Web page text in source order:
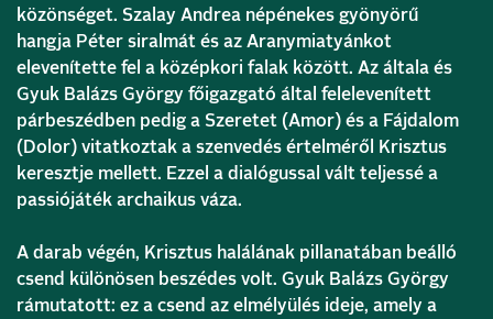
közönséget. Szalay Andrea népénekes gyönyörű
hangja Péter siralmát és az Aranymiatyánkot
elevenítette fel a középkori falak között. Az általa és
Gyuk Balázs György főigazgató által felelevenített
párbeszédben pedig a Szeretet (Amor) és a Fájdalom
(Dolor) vitatkoztak a szenvedés értelméről Krisztus
keresztje mellett. Ezzel a dialógussal vált teljessé a
passiójáték archaikus váza.
A darab végén, Krisztus halálának pillanatában beálló
csend különösen beszédes volt. Gyuk Balázs György
rámutatott: ez a csend az elmélyülés ideje, amely a